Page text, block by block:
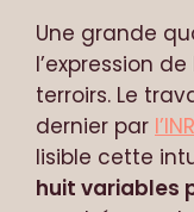
Une grande
l’expression
terroirs. Le
dernier par
lisible cette
huit variables